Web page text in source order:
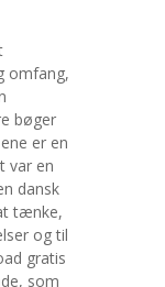
omfang,
bøger
er en
var en
dansk
tænke,
og til
gratis
som